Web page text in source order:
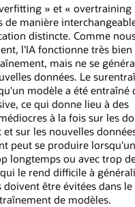
» et « overtraining
de manière
distincte. Comme
l'IA fonctionne très bien
mais ne se
données. Le
modèle a été entraîné
ce qui donne lieu à des
à la fois sur les
sur les nouvelles
peut se produire
longtemps ou avec trop
le rend difficile à
être évitées dans le
de modèles.